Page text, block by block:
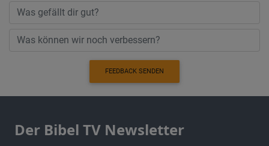
FEEDBACK SENDEN
Der Bibel TV Newsletter